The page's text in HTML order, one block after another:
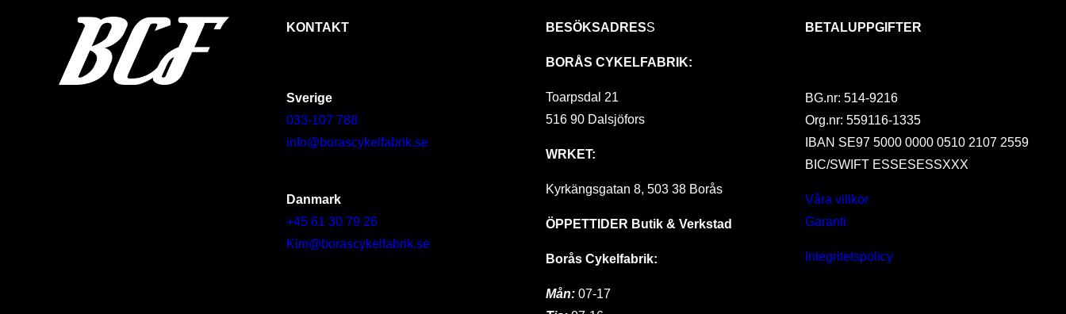
KONTAKT
Sverige
033-107 788
info@borascykelfabrik.se
Danmark
+45 61 30 79 26
Kim@borascykelfabrik.se
BESÖKSADRESS
BORÅS CYKELFABRIK:
Toarpsdal 21
516 90 Dalsjöfors
WRKET:
Kyrkängsgatan 8, 503 38 Borås
ÖPPETTIDER Butik & Verkstad
Borås Cykelfabrik:
Mån: 07-17
BETALUPPGIFTER
BG.nr: 514-9216
Org.nr: 559116-1335
IBAN SE97 5000 0000 0510 2107 2559
BIC/SWIFT ESSESESSXXX
Våra villkor
Garanti
Integritetspolicy